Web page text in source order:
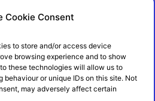
Cookie Consent
to store and/or access device
browsing experience and to show
these technologies will allow us to
behaviour or unique IDs on this site. Not
may adversely affect certain